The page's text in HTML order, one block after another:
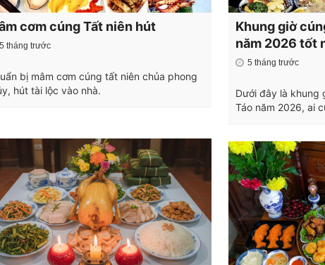
cơm cúng Tất niên hút
5 tháng trước
bị mâm cơm cúng tất niên chủa phong
hút tài lộc vào nhà.
Khung giờ
năm 2026 tốt
5 tháng trước
Dưới đây là khung
Táo năm 2026, ai